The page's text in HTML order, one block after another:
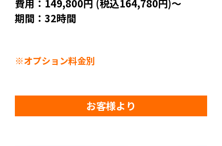
費用：149,800円 (税込164,780円)～
期間：32時間
※オプション料金別
お客様より